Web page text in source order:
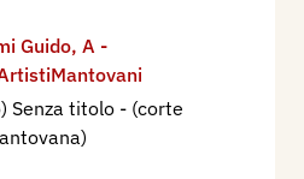
Guido, A -
Senza titolo - (corte